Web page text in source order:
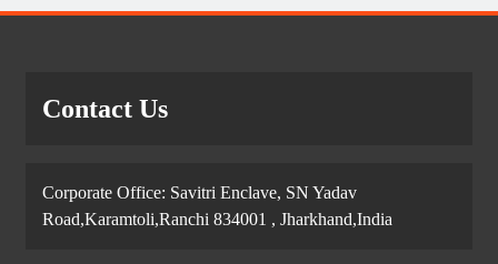
Contact Us
Corporate Office: Savitri Enclave, SN Yadav
Road,Karamtoli,Ranchi 834001 , Jharkhand,India